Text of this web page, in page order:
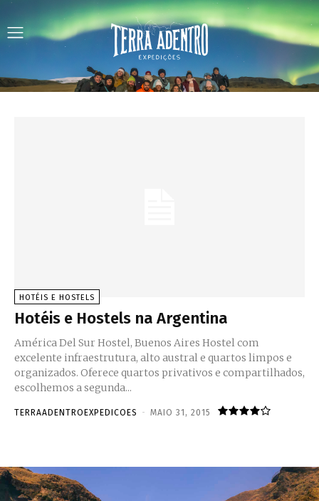
HOTÉIS E HOSTELS
Hotéis e Hostels na Argentina
América Del Sur Hostel, Buenos Aires Hostel com
excelente infraestrutura, alto austral e quartos limpos e
organizados. Oferece quartos privativos e compartilhados,
escolhemos a segunda...
TERRAADENTROEXPEDICOES - MAIO 31, 2015